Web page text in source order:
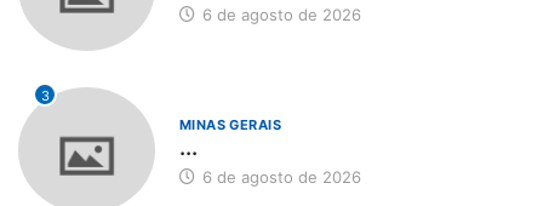
6 de agosto de 2026
3
MINAS GERAIS
...
6 de agosto de 2026